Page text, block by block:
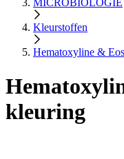
MICROBIOLOGIE
Kleurstoffen
Hematoxyline &
kleuring